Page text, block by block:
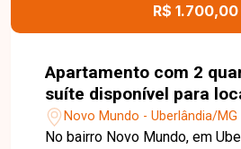
R$ 1.700,00
Apartamento com 2
suíte disponível para locação no bairro
Novo Mundo em
Novo Mundo - Uberlândia/MG
No bairro Novo Mundo, em